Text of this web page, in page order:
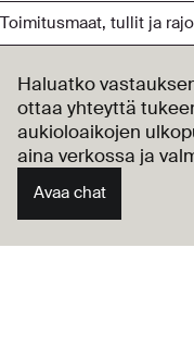
Toimitusmaat, tullit ja
Haluatko
ottaa yhteyttä
aukioloaikojen
aina verkossa ja
Avaa chat